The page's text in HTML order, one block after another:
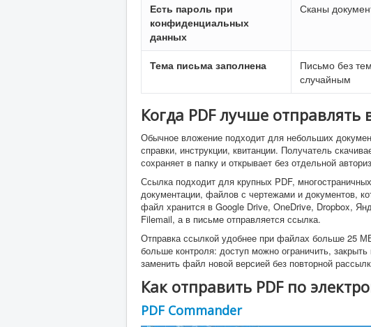
Есть пароль при
конфиденциальных
данных
Сканы
Тема письма заполнена
Письмо без
случайным
Когда PDF лучше
Обычное вложение подходит для небольших
справки, инструкции, квитанции. Получатель
сохраняет в папку и открывает без отдельной
Ссылка подходит для крупных PDF,
документации, файлов с чертежами и документов,
файл хранится в Google Drive, OneDrive, Dropbox,
Filemail, а в письме отправляется ссылка.
Отправка ссылкой удобнее при файлах больше 25
больше контроля: доступ можно ограничить,
заменить файл новой версией без повторной
Как отправить PDF по
PDF Commander